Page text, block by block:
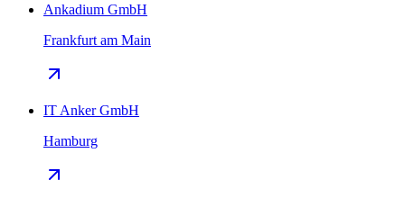
Ankadium GmbH
Frankfurt am Main
IT Anker GmbH
Hamburg